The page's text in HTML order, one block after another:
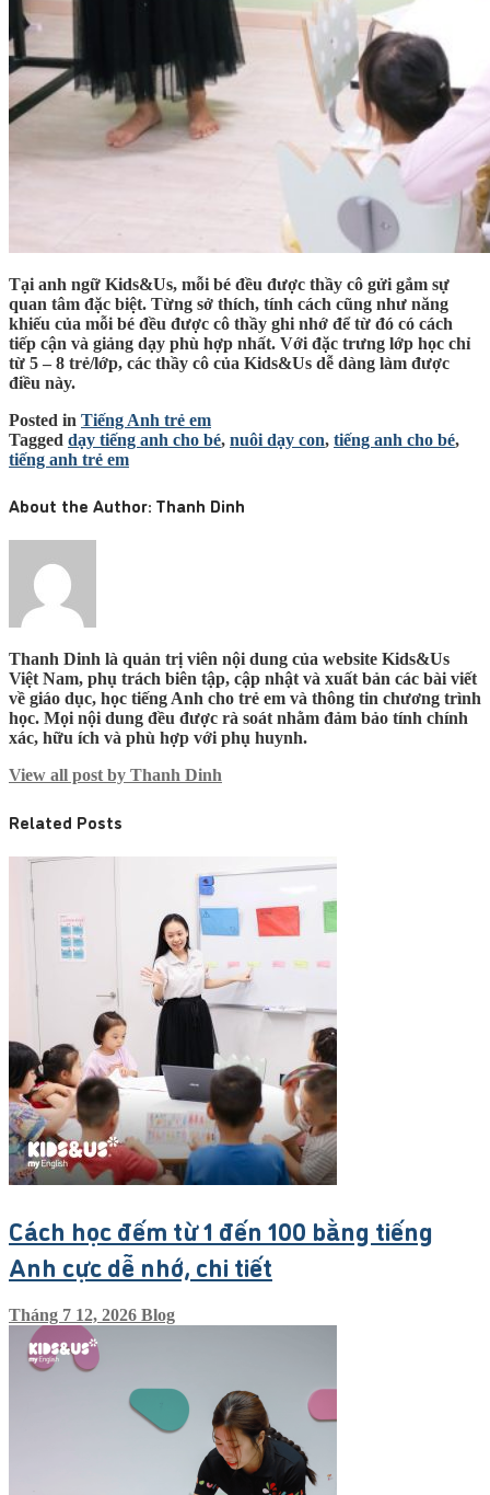
Tại anh ngữ Kids&Us, mỗi bé đều được thầy cô gửi gắm sự
quan tâm đặc biệt. Từng sở thích, tính cách cũng như năng
khiếu của mỗi bé đều được cô thầy ghi nhớ để từ đó có cách
tiếp cận và giảng dạy phù hợp nhất. Với đặc trưng lớp học chỉ
từ 5 – 8 trẻ/lớp, các thầy cô của Kids&Us dễ dàng làm được
điều này.
Posted in Tiếng Anh trẻ em
Tagged dạy tiếng anh cho bé, nuôi dạy con, tiếng anh cho bé,
tiếng anh trẻ em
About the Author: Thanh Dinh
Thanh Dinh là quản trị viên nội dung của website Kids&Us
Việt Nam, phụ trách biên tập, cập nhật và xuất bản các bài viết
về giáo dục, học tiếng Anh cho trẻ em và thông tin chương trình
học. Mọi nội dung đều được rà soát nhằm đảm bảo tính chính
xác, hữu ích và phù hợp với phụ huynh.
View all post by Thanh Dinh
Related Posts
Cách học đếm từ 1 đến 100 bằng tiếng
Anh cực dễ nhớ, chi tiết
Tháng 7 12, 2026 Blog